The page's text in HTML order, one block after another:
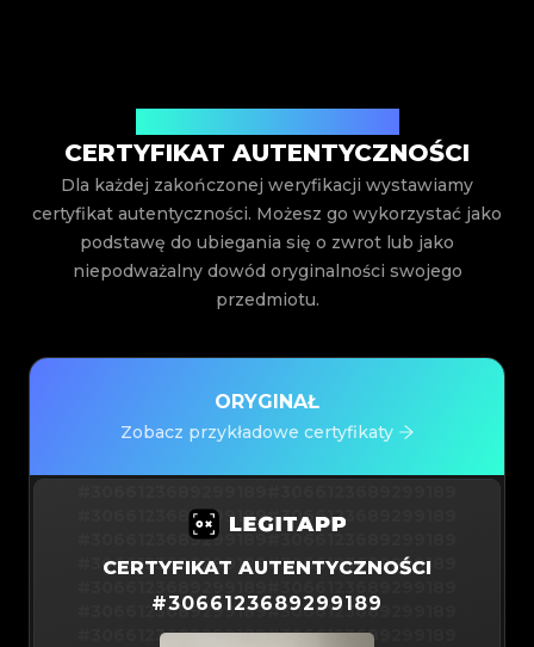
CERTYFIKAT AUTENTYCZNOŚCI
Dla każdej zakończonej weryfikacji wystawiamy
certyfikat autentyczności. Możesz go wykorzystać jako
podstawę do ubiegania się o zwrot lub jako
niepodważalny dowód oryginalności swojego
przedmiotu.
ORYGINAŁ
Zobacz przykładowe certyfikaty
#3066123689299189#3066123689299189
#3066123689299189#3066123689299189
#3066123689299189#3066123689299189
#3066123689299189#3066123689299189
#3066123689299189#3066123689299189
CERTYFIKAT AUTENTYCZNOŚCI
#3066123689299189